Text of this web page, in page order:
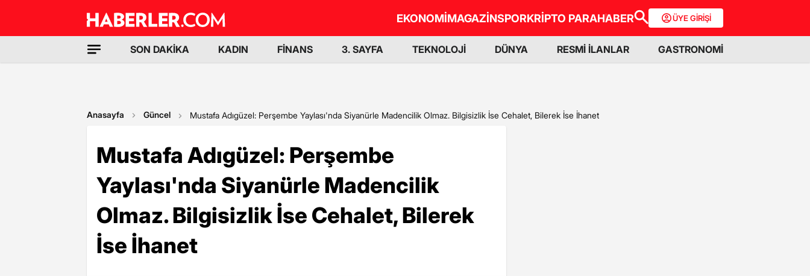
EKONOMİMAGAZİNSPORKRİPTO PARAHABER ÜYE GİRİŞİ
SON DAKİKA KADIN FİNANS 3. SAYFA TEKNOLOJİ DÜNYA RESMİ İLANLAR GASTRONOMİ
Anasayfa Güncel Mustafa Adıgüzel: Perşembe Yaylası'nda Siyanürle Madencilik Olmaz. Bilgisizlik İse Cehalet, Bilerek İse İhanet
Mustafa Adıgüzel: Perşembe
Yaylası'nda Siyanürle Madencilik
Olmaz. Bilgisizlik İse Cehalet, Bilerek
İse İhanet